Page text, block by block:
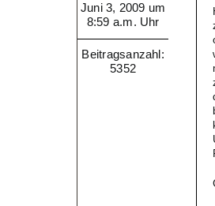
Juni 3, 2009 um
8:59 a.m. Uhr
Beitragsanzahl:
5352